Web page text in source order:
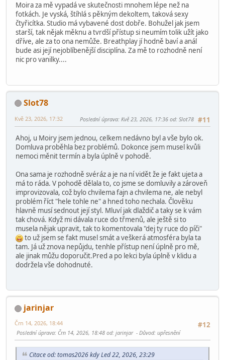
Moira za mě vypadá ve skutečnosti mnohem lépe než na
fotkách. Je vyská, štíhlá s pěkným dekoltem, taková sexy
čtyřicítka. Studio má vybavené dost dobře. Bohužel jak jsem
starší, tak nějak měknu a tvrdší přístup si neumím tolik užít jako
dříve, ale za to ona nemůže. Breathplay jí hodně baví a anál
bude asi její nejoblíbenější disciplína. Za mě to rozhodně není
nic pro vanilky....
Slot78
#11
Kvě 23, 2026, 17:32 Poslední úprava: Kvě 23, 2026, 17:36 od: Slot78
Ahoj, u Moiry jsem jednou, celkem nedávno byl a vše bylo ok.
Domluva proběhla bez problémů. Dokonce jsem musel kvůli
nemoci měnit termín a byla úplně v pohodě.
Ona sama je rozhodně svéráz a je na ní vidět že je fakt ujeta a
má to ráda. V pohodě dělala to, co jsme se domluvily a zároveň
improvizovala, což bylo chvilema fajn a chvilema ne, ale nebyl
problém říct "hele tohle ne" a hned toho nechala. Člověku
hlavně musí sednout její styl. Mluví jak dlaždič a taky se k vám
tak chová. Když mi dávala ruce do třmenů, ale ještě si to
musela nějak upravit, tak to komentovala "dej ty ruce do píči"
to už jsem se fakt musel smát a veškerá atmosféra byla ta
tam. Já už znova nepůjdu, tenhle přístup není úplně pro mě,
ale jinak můžu doporučit.Pred a po lekci byla úplně v klidu a
dodržela vše dohodnuté.
jarinjar
#12
Črn 14, 2026, 18:44
Poslední úprava: Črn 14, 2026, 18:48 od: jarinjar Důvod: upřesnění
Citace od: tomas2026 kdy Led 22, 2026, 23:29